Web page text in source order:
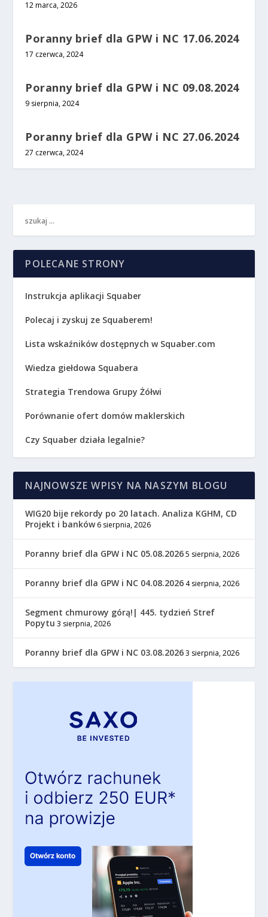
12 marca, 2026
Poranny brief dla GPW i NC 17.06.2024
17 czerwca, 2024
Poranny brief dla GPW i NC 09.08.2024
9 sierpnia, 2024
Poranny brief dla GPW i NC 27.06.2024
27 czerwca, 2024
POLECANE STRONY
Instrukcja aplikacji Squaber
Polecaj i zyskuj ze Squaberem!
Lista wskaźników dostępnych w Squaber.com
Wiedza giełdowa Squabera
Strategia Trendowa Grupy Żółwi
Porównanie ofert domów maklerskich
Czy Squaber działa legalnie?
NAJNOWSZE WPISY NA NASZYM BLOGU
WIG20 bije rekordy po 20 latach. Analiza KGHM, CD
Projekt i banków 6 sierpnia, 2026
Poranny brief dla GPW i NC 05.08.2026 5 sierpnia, 2026
Poranny brief dla GPW i NC 04.08.2026 4 sierpnia, 2026
Segment chmurowy górą!| 445. tydzień Stref
Popytu 3 sierpnia, 2026
Poranny brief dla GPW i NC 03.08.2026 3 sierpnia, 2026